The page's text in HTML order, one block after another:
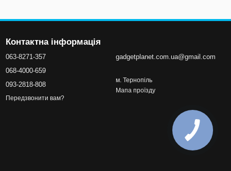
Контактна інформація
063-8271-357
068-4000-659
093-2818-808
Передзвонити вам?
gadgetplanet.com.ua@gmail.com
м. Тернопіль
Мапа проїзду